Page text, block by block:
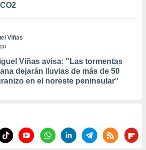
Viñas
Viñas avisa: "Las tormentas
dejarán lluvias de más de 50
en el noreste peninsular"